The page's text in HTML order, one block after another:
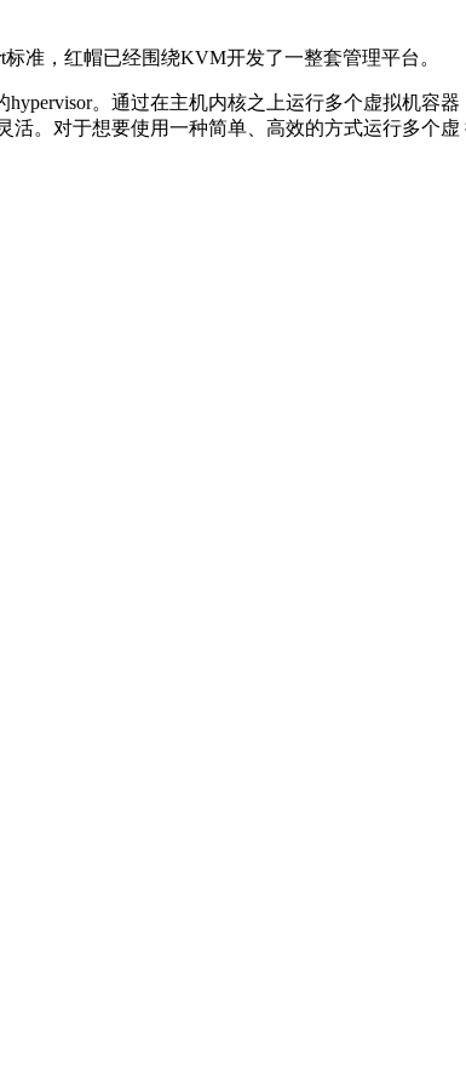
准，红帽已经围绕KVM开发了一整套管理平台。
。通过在主机内核之上运行多个虚拟机容
。对于想要使用一种简单、高效的方式运行多个